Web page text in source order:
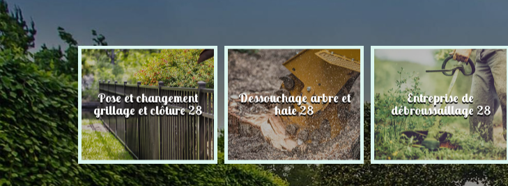
28 Pose et changement
grillage et clôture 28
Dessouchage arbre et
haie 28
Entreprise de
débroussaillage 28